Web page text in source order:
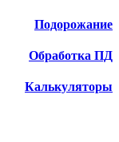
Подорожание
Обработка ПД
Калькуляторы